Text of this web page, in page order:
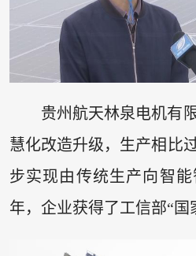
贵州航天林泉电机有
慧化改造升级，生产相比
步实现由传统生产向智
年，企业获得了工信部“国